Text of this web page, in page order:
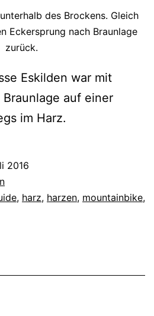
des Brockens. Gleich
Eckersprung nach Braunlage
zurück.
Eskilden war mit
auf einer
im Harz.
2016
, harz, harzen, mountainbike,